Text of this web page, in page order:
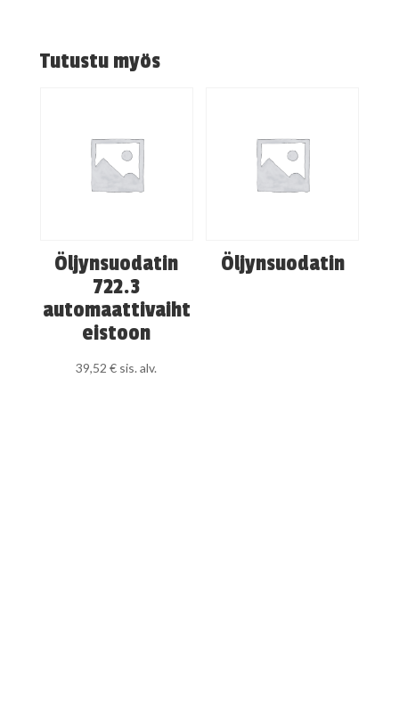
Tutustu myös
Öljynsuodatin
722.3
automaattivaiht
eistoon
39,52€ sis. alv.
Öljynsuodatin